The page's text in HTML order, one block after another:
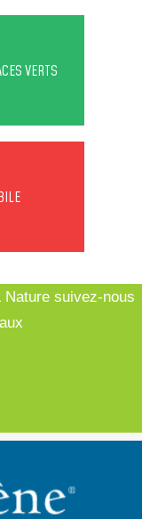
VERTS
suivez-nous